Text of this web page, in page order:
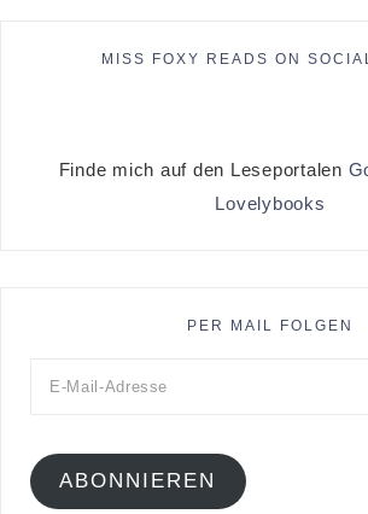
MISS FOXY READS ON
Finde mich auf den Leseportalen
Lovelybooks
PER MAIL FOLGEN
ABONNIEREN